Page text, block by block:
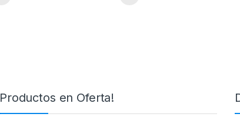
Productos en Oferta!